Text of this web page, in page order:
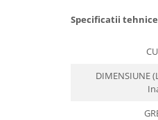
Specificatii
DIMENSIUNE